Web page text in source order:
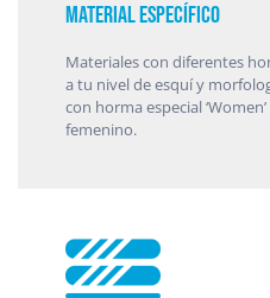
Material específico
Materiales con diferentes
a tu nivel de esquí y
con horma especial
femenino.